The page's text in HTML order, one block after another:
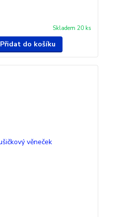
Skladem 20 ks
Přidat do košíku